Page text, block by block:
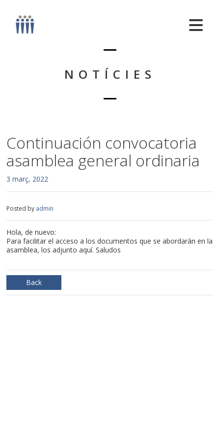
NOTÍCIES
Continuación convocatoria
asamblea general ordinaria
3 març, 2022
Posted by admin
Hola, de nuevo:
Para facilitar el acceso a los documentos que se abordarán en la
asamblea, los adjunto aquí. Saludos
Back